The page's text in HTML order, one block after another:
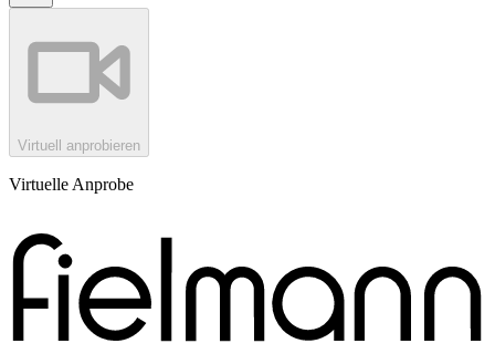
Virtuell anprobieren
Virtuelle Anprobe